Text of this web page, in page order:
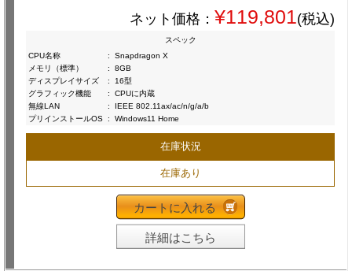
ネット価格： ¥119,801(税込)
スペック
CPU名称
:
Snapdragon X
メモリ（標準）
:
8GB
ディスプレイサイズ
:
16型
グラフィック機能
:
CPUに内蔵
無線LAN
:
IEEE 802.11ax/ac/n/g/a/b
プリインストールOS : Windows11 Home
在庫状況
在庫あり
カートに入れる
詳細はこちら